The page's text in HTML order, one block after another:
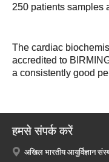
250 patients samples
The cardiac
accredited to
a consistently good
हमसे संपर्क करें
अखिल भारतीय आयुर्विज्ञान